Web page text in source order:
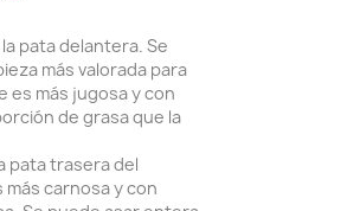
pata delantera. Se
más valorada para
es más jugosa y con
de grasa que la
pata trasera del
más carnosa y con